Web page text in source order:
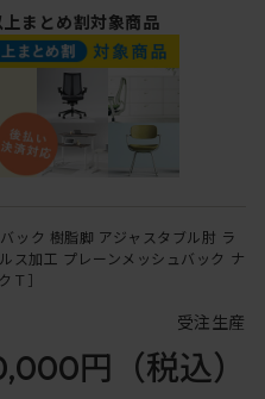
まとめ割対象商品
ック 樹脂脚 アジャスタブル肘 ラ
ス加工 プレーンメッシュバック ナ
］
受注生産
円 （税込）